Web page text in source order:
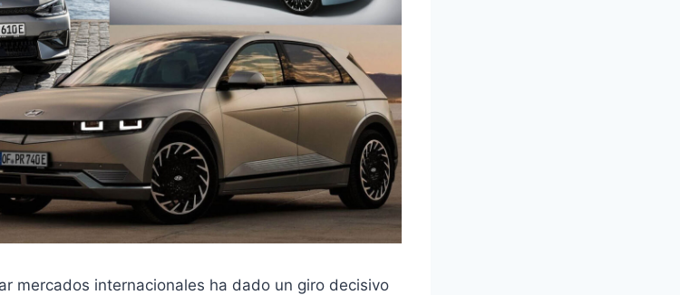
mercados internacionales ha dado un giro decisivo